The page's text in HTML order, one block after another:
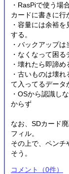
・RasPiで使う場
カードに書きに行
・容量には余裕
する。
・バックアップは
・なくなって困
・壊れたら即諦
・古いものは壊
て入ってるデータ
・OSから認識し
からず
なお、SDカード
フィル。
その上で、ペンチ
そう。
コメント （0件）